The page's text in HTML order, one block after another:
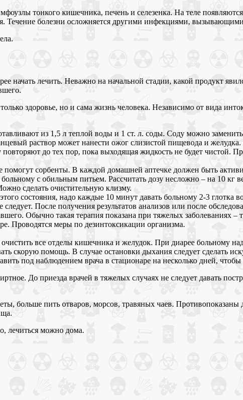
тонкого кишечника, печень и селезенка. На теле
Течение болезни осложняется другими инфекциями,
начать лечить. Неважно на начальной стадии, какой продукт
здоровье, но и сама жизнь человека. Независимо от вида
из 1,5 л теплой воды и 1 ст. л. соды. Соду можно
раствор может нанести ожог слизистой пищевода и
до тех пор, пока выходящая жидкость не будет чистой.
помогут сорбенты. В каждой домашней аптечке должен быть
с обильным питьем. Рассчитать дозу несложно – на 10 кг
сделать очистительную клизму.
состояния, надо каждые 10 минут давать больному 2-3 глотка
После получения результатов анализов или после
Обычно такая терапия показана при тяжелых заболеваниях –
Проводятся меры по дезинтоксикации организма.
все отделы кишечника и желудок. При диарее больному
скорую помощь. В случае остановки дыхания следует сделать
под наблюдением врача в стационаре на несколько дней,
До приезда врачей в тяжелых случаях не следует давать
больше пить отваров, морсов, травяных чаев.
лечиться можно дома.